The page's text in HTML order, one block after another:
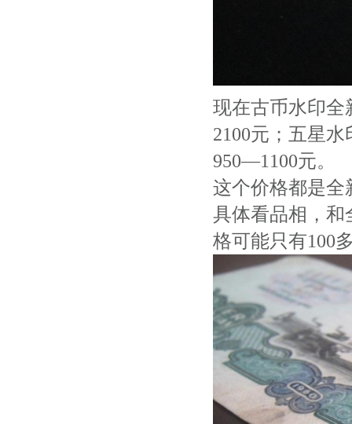
现在古币水印
2100元；五星
950—1100元。
这个价格都是全
具体看品相，和
格可能只有100